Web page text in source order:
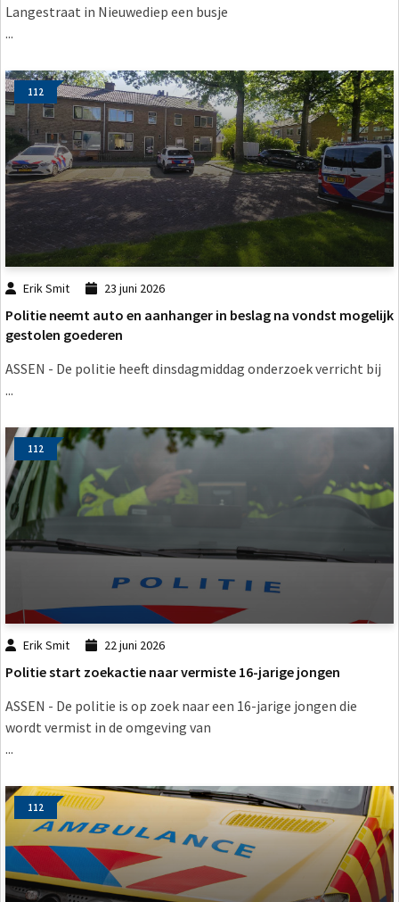
Langestraat in Nieuwediep een busje
...
112
Erik Smit 23 juni 2026
Politie neemt auto en aanhanger in beslag na vondst mogelijk
gestolen goederen
ASSEN - De politie heeft dinsdagmiddag onderzoek verricht bij
...
112
Erik Smit 22 juni 2026
Politie start zoekactie naar vermiste 16-jarige jongen
ASSEN - De politie is op zoek naar een 16-jarige jongen die
wordt vermist in de omgeving van
...
112